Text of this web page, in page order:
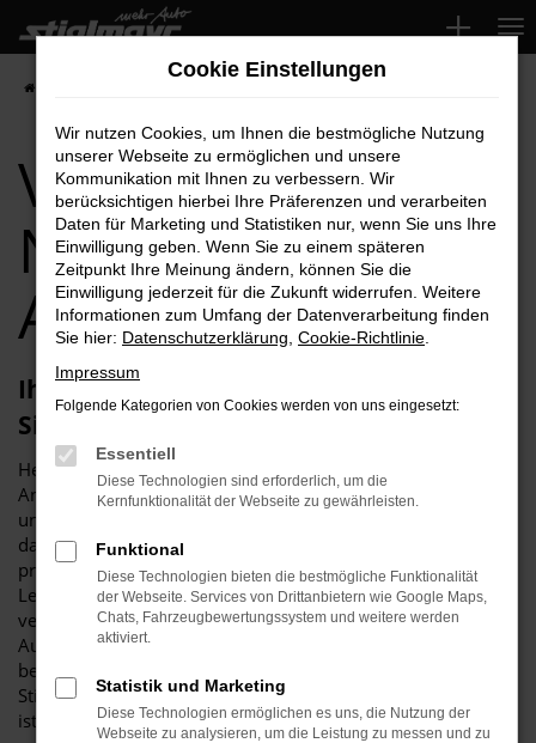
Zum
Hauptinhalt
springen
VW Taigo für
Nürnberg Top-
Angebote
Ihren VW Taigo für Nürnberg erhalten
Sie im Autohaus Stiglmayr
Herzlich willkommen bei Autohaus Stiglmayr – Ihre erste
Anlaufstelle für exzellente VW Taigo Fahrzeuge für Nürnberg
und Umgebung! Unser renommiertes Autohaus ist stolz
darauf, Ihnen eine herausragende Auswahl an VW Taigo zu
präsentieren, die höchste Standards in Sachen Qualität und
Leistung erfüllen. Wir sind seit Jahren Ihr
vertrauenswürdiger Partner, wenn es um erstklassige
Automobile geht. Erfahren Sie mehr über unsere
beeindruckende VW Taigo Flotte und warum Autohaus
Stiglmayr die bevorzugte Adresse für VW Taigo Liebhaber
ist.
Cookie Einstellungen
Wir nutzen Cookies, um Ihnen die bestmögliche Nutzung
unserer Webseite zu ermöglichen und unsere
Kommunikation mit Ihnen zu verbessern. Wir
berücksichtigen hierbei Ihre Präferenzen und verarbeiten
Daten für Marketing und Statistiken nur, wenn Sie uns Ihre
Einwilligung geben. Wenn Sie zu einem späteren
Zeitpunkt Ihre Meinung ändern, können Sie die
Einwilligung jederzeit für die Zukunft widerrufen. Weitere
Informationen zum Umfang der Datenverarbeitung finden
Sie hier: Datenschutzerklärung Cookie-Richtlinie
Impressum
Folgende Kategorien von Cookies werden von uns eingesetzt:
Essentiell
Diese Technologien sind erforderlich, um die
Kernfunktionalität der Webseite zu gewährleisten.
Funktional
Diese Technologien bieten die bestmögliche Funktionalität
der Webseite. Services von Drittanbietern wie Google Maps,
Chats, Fahrzeugbewertungssystem und weitere werden
aktiviert.
Statistik und Marketing
Diese Technologien ermöglichen es uns, die Nutzung der
Webseite zu analysieren, um die Leistung zu messen und zu